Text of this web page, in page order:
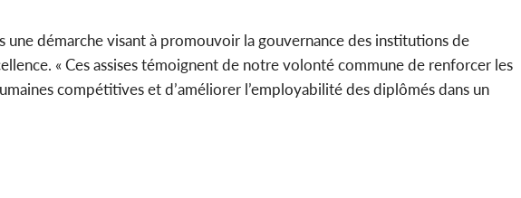
une démarche visant à promouvoir la gouvernance des institutions de
« Ces assises témoignent de notre volonté commune de renforcer les
compétitives et d’améliorer l’employabilité des diplômés dans un